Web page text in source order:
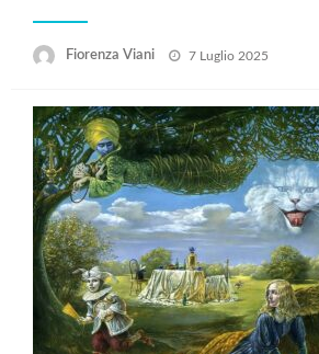
Fiorenza Viani
Posted
7 Luglio 2025